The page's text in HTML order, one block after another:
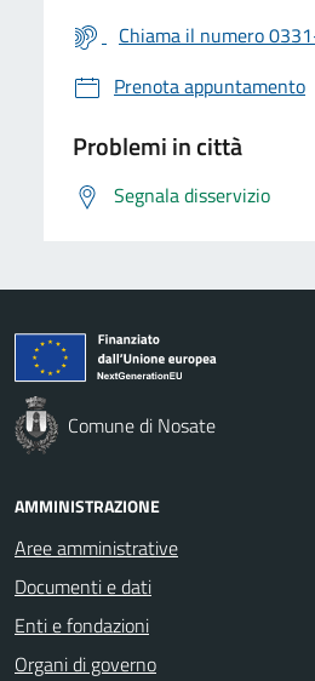
Chiama il numero
Prenota appuntamento
Problemi in città
Segnala disservizio
Comune di Nosate
AMMINISTRAZIONE
Aree amministrative
Documenti e dati
Enti e fondazioni
Organi di governo